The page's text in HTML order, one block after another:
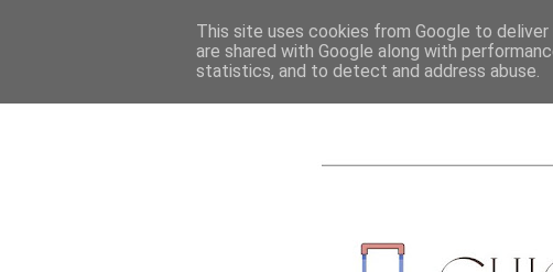
ACCUEIL A PROPOS
This site uses cookies from Google to
are shared with Google along with
statistics, and to detect and address abuse.